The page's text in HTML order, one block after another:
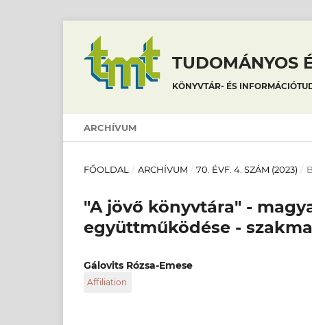
TUDOMÁNYOS
KÖNYVTÁR- ÉS
ARCHÍVUM
FŐOLDAL / ARCHÍVUM / 70. ÉVF. 4. SZÁM (2023) /
"A jövő könyvtára" -
együttműködése -
Gálovits Rózsa-Emese
Affiliation